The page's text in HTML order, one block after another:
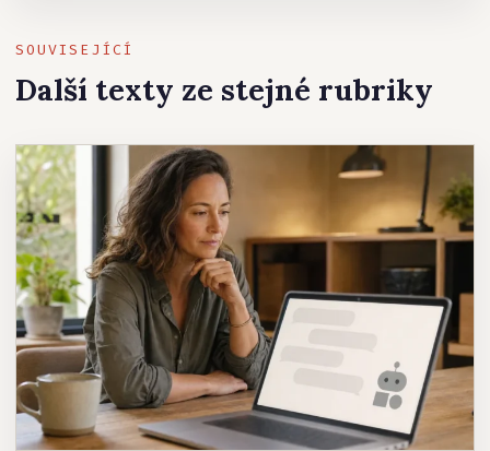
SOUVISEJÍCÍ
Další texty ze stejné rubriky